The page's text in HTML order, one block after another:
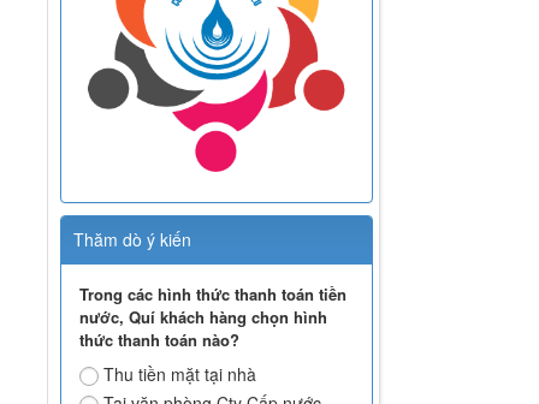
Thăm dò ý kiến
Trong các hình thức thanh toán tiền
nước, Quí khách hàng chọn hình
thức thanh toán nào?
Thu tiền mặt tại nhà